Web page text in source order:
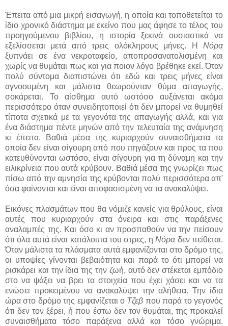
Έπειτα από μια μικρή εισαγωγή, η οποία και τοποθετείται το
ίδιο χρονικό διάστημα με εκείνο που μας άφησε το τέλος του
προηγούμενου βιβλίου, η ιστορία ξεκινά ουσιαστικά να
εξελίσσεται μετά από τρεις ολόκληρους μήνες. Η
Νόρα
ξυπνάει σε ένα νεκροταφείο, αποπροσανατολισμένη και
χωρίς να θυμάται πως και για ποιον λόγο βρέθηκε εκεί. Όταν
πολύ σύντομα διαπιστώνει ότι εδώ και τρεις μήνες είναι
αγνοουμένη και μάλιστα θεωρούνταν θύμα απαγωγής,
σοκάρεται. Το αίσθημα αυτό ωστόσο αυξάνεται ακόμα
περισσότερο όταν συνειδητοποιεί ότι δεν μπορεί να θυμηθεί
τίποτα σχετικά με τα γεγονότα της απαγωγής αλλά, και για
ένα διάστημα πέντε μηνών από την τελευταία της ανάμνηση
κι έπειτα. Βαθιά μέσα της κυριαρχούν συναισθήματα τα
οποία δεν είναι σίγουρη από που πηγάζουν και προς τα που
κατευθύνονται ωστόσο, είναι σίγουρη για τη δύναμη και την
ειλικρίνεια που αυτά κρύβουν. Βαθιά μέσα της γνωρίζει πως
πίσω από την αμνησία της κρύβονται πολύ περισσότερα απ'
όσα φαίνονται και είναι αποφασισμένη να τα ανακαλύψει.
Εικόνες πλασμάτων που θα νόμιζε κανείς για θρύλους, είναι
αυτές που κυριαρχούν στα όνειρα και στις παράξενες
αναλαμπές της. Και όσο κι αν προσπαθούν να την πείσουν
ότι όλα αυτά είναι κατάλοιπα του στρες, η Νόραδεν πείθεται.
Όταν μάλιστα τα πλάσματα αυτά εμφανίζονται στο δρόμο της,
οι υποψίες γίνονται βεβαιότητα και παρά το ότι μπορεί να
ρισκάρει και την ίδια της την ζωή, αυτό δεν στέκεται εμπόδιο
στο να ψάξει να βρει τα στοιχεία που έχει χάσει και να τα
ενώσει προκειμένου να ανακαλύψει την αλήθεια. Την ίδια
ώρα στο δρόμο της εμφανίζεται ο Τζεβ που παρά το γεγονός
ότι δεν τον ξέρει, ή που έστω δεν τον θυμάται, της προκαλεί
συναισθήματα τόσο παράξενα αλλά και τόσο γνώριμα.